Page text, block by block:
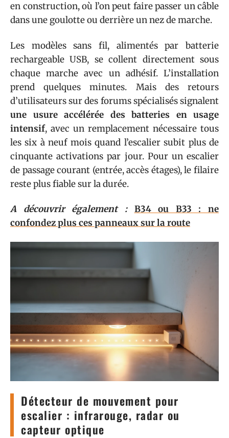
en construction, où l’on peut faire passer un câble
dans une goulotte ou derrière un nez de marche.
Les modèles sans fil, alimentés par batterie
rechargeable USB, se collent directement sous
chaque marche avec un adhésif. L’installation
prend quelques minutes. Mais des retours
d’utilisateurs sur des forums spécialisés signalent
une usure accélérée des batteries en usage
intensif, avec un remplacement nécessaire tous
les six à neuf mois quand l’escalier subit plus de
cinquante activations par jour. Pour un escalier
de passage courant (entrée, accès étages), le filaire
reste plus fiable sur la durée.
A découvrir également :
B34 ou B33 : ne
confondez plus ces panneaux sur la route
Détecteur de mouvement pour
escalier : infrarouge, radar ou
capteur optique